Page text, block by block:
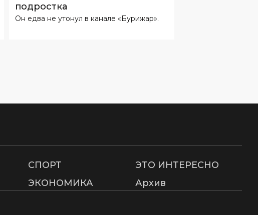
подростка
Он едва не утонул в канале «Бурижар».
СПОРТ
ЭТО ИНТЕРЕСНО
ЭКОНОМИКА Архив